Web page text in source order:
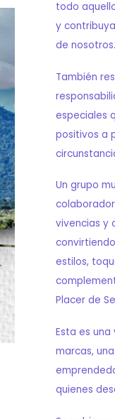
todo
y
de nosotros.
También
especiales
positivos a
Un grupo
vivencias y
estilos,
Placer de
Esta es
marcas,
quienes